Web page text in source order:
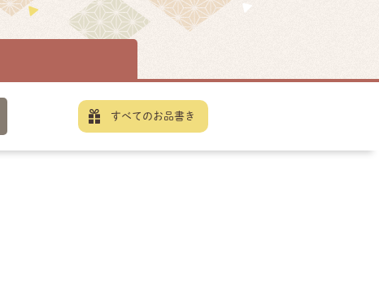
すべてのお品書き